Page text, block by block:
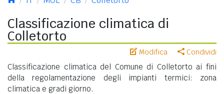
Classificazione climatica di
Colletorto
Modifica Condividi
Classificazione climatica del Comune di Colletorto ai fini
della regolamentazione degli impianti termici: zona
climatica e gradi giorno.